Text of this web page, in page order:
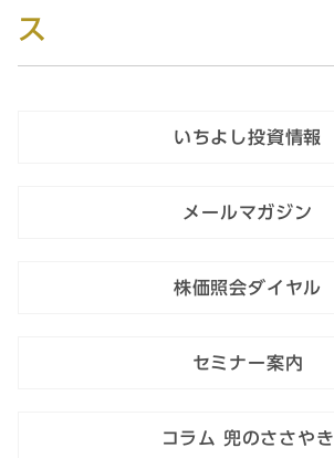
ス
いちよし投資情報
メールマガジン
株価照会ダイヤル
セミナー案内
コラム 兜のささやき